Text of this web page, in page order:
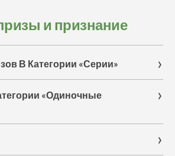
и признание
В Категории «Серии»
«Одиночные